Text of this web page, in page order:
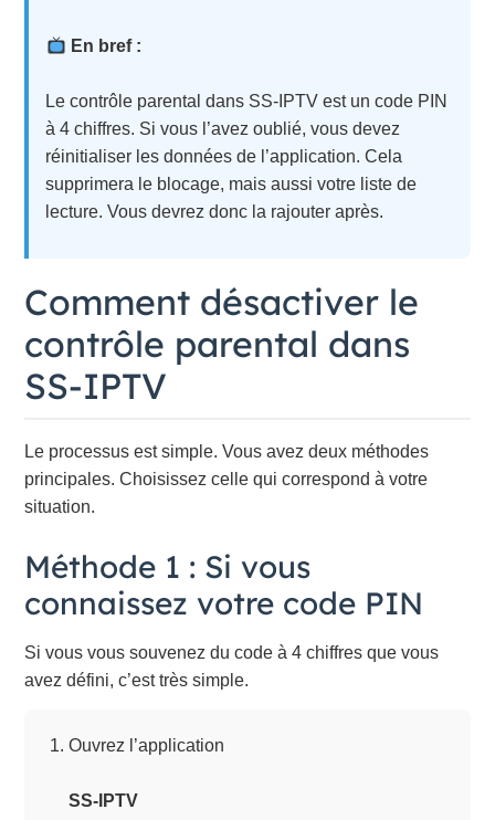
En bref :
Le contrôle parental dans SS-IPTV est un code PIN
à 4 chiffres. Si vous l’avez oublié, vous devez
réinitialiser les données de l’application. Cela
supprimera le blocage, mais aussi votre liste de
lecture. Vous devrez donc la rajouter après.
Comment désactiver le
contrôle parental dans
SS-IPTV
Le processus est simple. Vous avez deux méthodes
principales. Choisissez celle qui correspond à votre
situation.
Méthode 1 : Si vous
connaissez votre code PIN
Si vous vous souvenez du code à 4 chiffres que vous
avez défini, c’est très simple.
Ouvrez l’application
SS-IPTV